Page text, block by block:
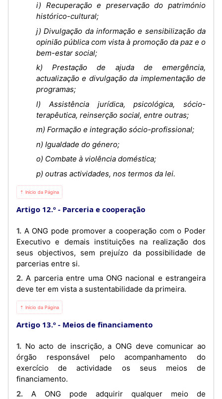
i) Recuperação e preservação do património
histórico-cultural;
j) Divulgação da informação e sensibilização da
opinião pública com vista à promoção da paz e o
bem-estar social;
k) Prestação de ajuda de emergência,
actualização e divulgação da implementação de
programas;
l) Assistência jurídica, psicológica, sócio-
terapêutica, reinserção social, entre outras;
m) Formação e integração sócio-profissional;
n) Igualdade do género;
o) Combate à violência doméstica;
p) outras actividades, nos termos da lei.
⇡ Início da Página
Artigo 12.º Parceria e cooperação
1. A ONG pode promover a cooperação com o Poder
Executivo e demais instituições na realização dos
seus objectivos, sem prejuízo da possibilidade de
parcerias entre si.
2. A parceria entre uma ONG nacional e estrangeira
deve ter em vista a sustentabilidade da primeira.
⇡ Início da Página
Artigo 13.º Meios de financiamento
1. No acto de inscrição, a ONG deve comunicar ao
órgão responsável pelo acompanhamento do
exercício de actividade os seus meios de
financiamento.
2. A ONG pode adquirir qualquer meio de